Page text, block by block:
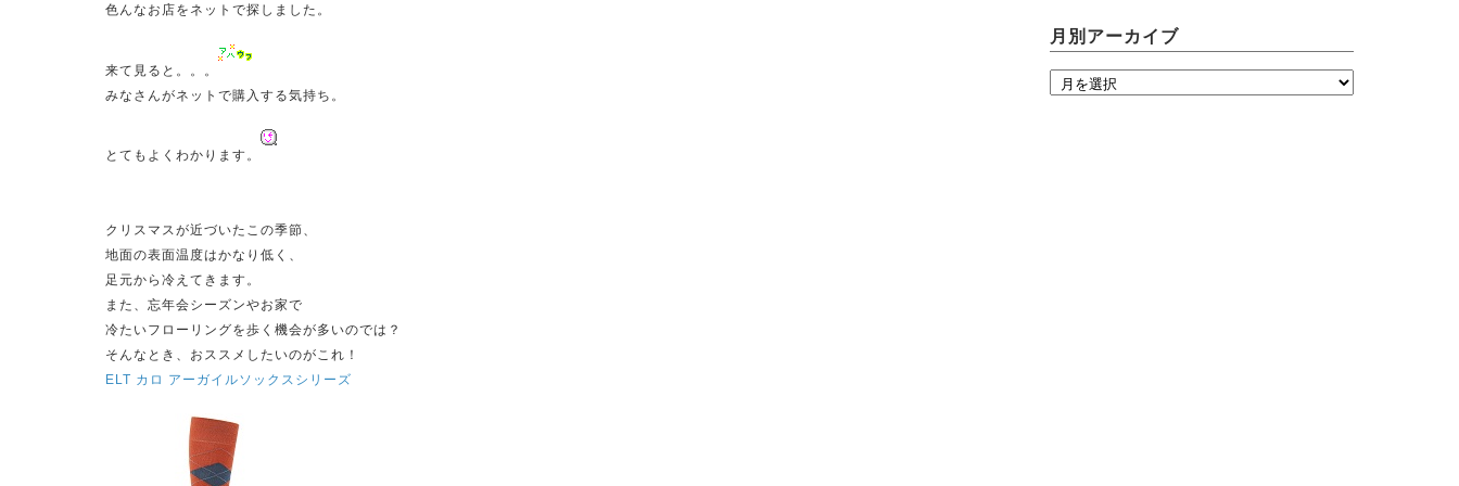
色んなお店をネットで探しました。
来て見ると。。。
みなさんがネットで購入する気持ち。
とてもよくわかります。
クリスマスが近づいたこの季節、
地面の表面温度はかなり低く、
足元から冷えてきます。
また、忘年会シーズンやお家で
冷たいフローリングを歩く機会が多いのでは？
そんなとき、おススメしたいのがこれ！
ELT カロ アーガイルソックスシリーズ
月別アーカイブ